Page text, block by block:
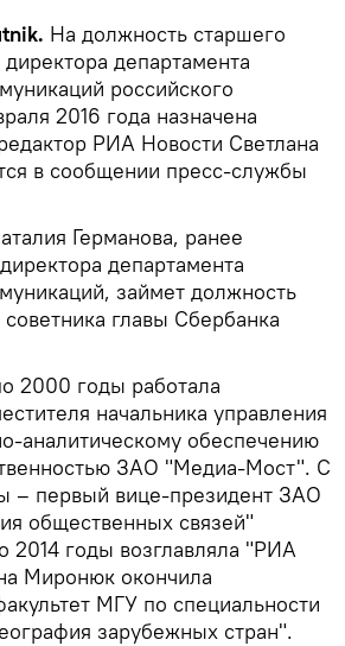
На должность старшего
департамента
российского
2016 года назначена
РИА Новости Светлана
в сообщении пресс-службы
Германова, ранее
департамента
займет должность
главы Сбербанка
2000 годы работала
начальника управления
аналитическому обеспечению
ЗАО "Медиа-Мост". С
– первый вице-президент ЗАО
общественных связей"
годы возглавляла "РИА
Миронюк окончила
МГУ по специальности
зарубежных стран".